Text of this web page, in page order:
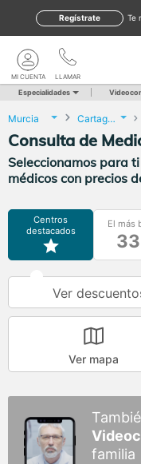
te
Regístrate
LLAMAR
MI CUENTA
Especialidades
Murcia Cartagena
Consulta de
Seleccionamos para
médicos con precios
Centros
destacados
El más
Ver
Ver mapa
familia